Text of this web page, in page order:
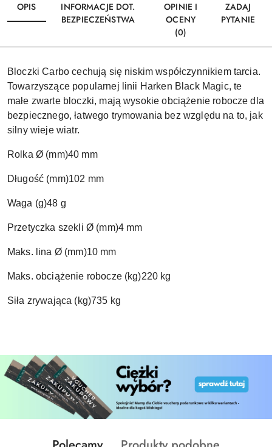
OPIS
INFORMACJE DOT.
BEZPIECZEŃSTWA
OPINIE I
OCENY
(0)
ZADAJ
PYTANIE
Bloczki Carbo cechują się niskim współczynnikiem tarcia.
Towarzyszące popularnej linii Harken Black Magic, te
małe zwarte bloczki, mają wysokie obciążenie robocze dla
bezpiecznego, łatwego trymowania bez względu na to, jak
silny wieje wiatr.
Rolka Ø (mm)40 mm
Długość (mm)102 mm
Waga (g)48 g
Przetyczka szekli Ø (mm)4 mm
Maks. lina Ø (mm)10 mm
Maks. obciążenie robocze (kg)220 kg
Siła zrywająca (kg)735 kg